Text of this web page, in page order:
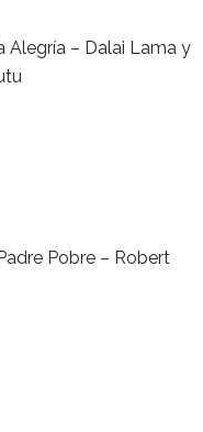
Alegría – Dalai Lama y
Pobre – Robert